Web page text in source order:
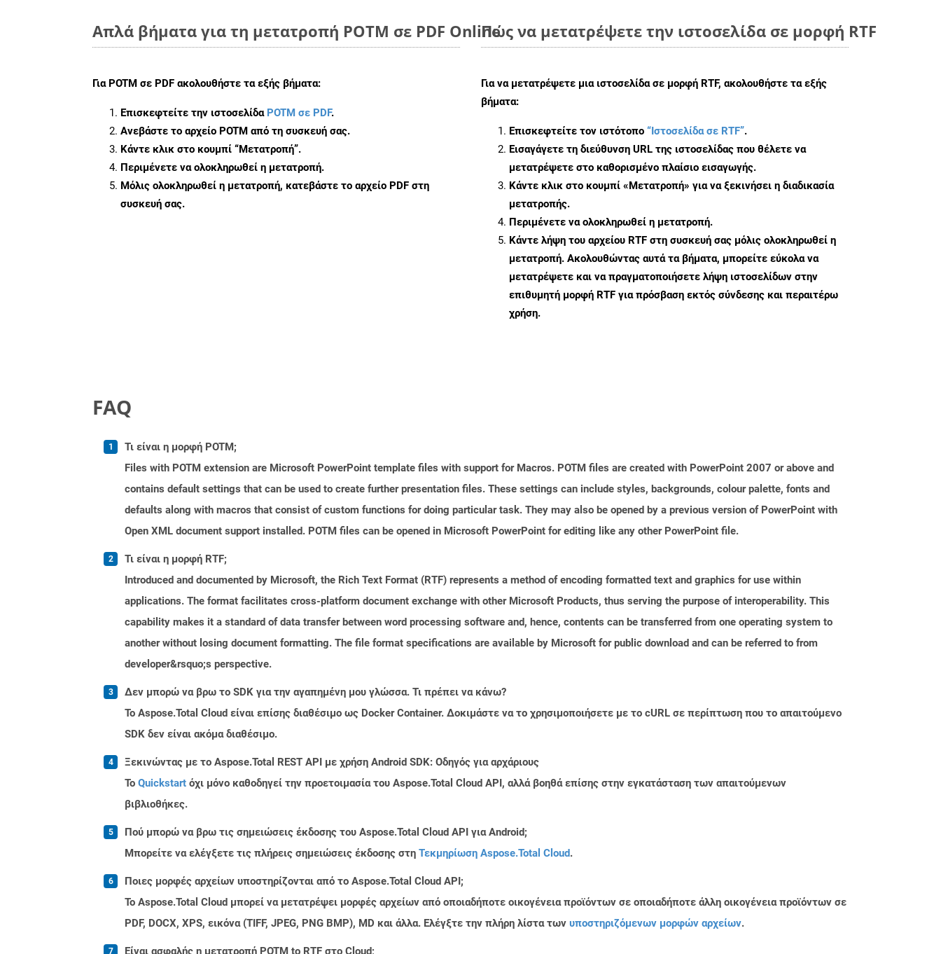
Απλά βήματα για τη μετατροπή POTM σε PDF Online
Για POTM σε PDF ακολουθήστε τα εξής βήματα:
Επισκεφτείτε την ιστοσελίδα POTM σε PDF.
Ανεβάστε το αρχείο POTM από τη συσκευή σας.
Κάντε κλικ στο κουμπί “Μετατροπή”.
Περιμένετε να ολοκληρωθεί η μετατροπή.
Μόλις ολοκληρωθεί η μετατροπή, κατεβάστε το αρχείο PDF στη
συσκευή σας.
Πώς να μετατρέψετε την ιστοσελίδα σε μορφή RTF
Για να μετατρέψετε μια ιστοσελίδα σε μορφή RTF, ακολουθήστε τα εξής
βήματα:
Επισκεφτείτε τον ιστότοπο “Ιστοσελίδα σε RTF”.
Εισαγάγετε τη διεύθυνση URL της ιστοσελίδας που θέλετε να
μετατρέψετε στο καθορισμένο πλαίσιο εισαγωγής.
Κάντε κλικ στο κουμπί «Μετατροπή» για να ξεκινήσει η διαδικασία
μετατροπής.
Περιμένετε να ολοκληρωθεί η μετατροπή.
Κάντε λήψη του αρχείου RTF στη συσκευή σας μόλις ολοκληρωθεί η
μετατροπή. Ακολουθώντας αυτά τα βήματα, μπορείτε εύκολα να
μετατρέψετε και να πραγματοποιήσετε λήψη ιστοσελίδων στην
επιθυμητή μορφή RTF για πρόσβαση εκτός σύνδεσης και περαιτέρω
χρήση.
FAQ
Τι είναι η μορφή POTM;
Files with POTM extension are Microsoft PowerPoint template files with support for Macros. POTM files are created with PowerPoint 2007 or above and
contains default settings that can be used to create further presentation files. These settings can include styles, backgrounds, colour palette, fonts and
defaults along with macros that consist of custom functions for doing particular task. They may also be opened by a previous version of PowerPoint with
Open XML document support installed. POTM files can be opened in Microsoft PowerPoint for editing like any other PowerPoint file.
Τι είναι η μορφή RTF;
Introduced and documented by Microsoft, the Rich Text Format (RTF) represents a method of encoding formatted text and graphics for use within
applications. The format facilitates cross-platform document exchange with other Microsoft Products, thus serving the purpose of interoperability. This
capability makes it a standard of data transfer between word processing software and, hence, contents can be transferred from one operating system to
another without losing document formatting. The file format specifications are available by Microsoft for public download and can be referred to from
developer&rsquo;s perspective.
Δεν μπορώ να βρω το SDK για την αγαπημένη μου γλώσσα. Τι πρέπει να κάνω?
Το Aspose.Total Cloud είναι επίσης διαθέσιμο ως Docker Container. Δοκιμάστε να το χρησιμοποιήσετε με το cURL σε περίπτωση που το απαιτούμενο
SDK δεν είναι ακόμα διαθέσιμο.
Ξεκινώντας με το Aspose.Total REST API με χρήση Android SDK: Οδηγός για αρχάριους
Το Quickstart όχι μόνο καθοδηγεί την προετοιμασία του Aspose.Total Cloud API, αλλά βοηθά επίσης στην εγκατάσταση των απαιτούμενων
βιβλιοθήκες.
Πού μπορώ να βρω τις σημειώσεις έκδοσης του Aspose.Total Cloud API για Android;
Μπορείτε να ελέγξετε τις πλήρεις σημειώσεις έκδοσης στη Τεκμηρίωση Aspose.Total Cloud.
Ποιες μορφές αρχείων υποστηρίζονται από το Aspose.Total Cloud API;
Το Aspose.Total Cloud μπορεί να μετατρέψει μορφές αρχείων από οποιαδήποτε οικογένεια προϊόντων σε οποιαδήποτε άλλη οικογένεια προϊόντων σε
PDF, DOCX, XPS, εικόνα (TIFF, JPEG, PNG BMP), MD και άλλα. Ελέγξτε την πλήρη λίστα των υποστηριζόμενων μορφών αρχείων.
Είναι ασφαλής η μετατροπή POTM to RTF στο Cloud;